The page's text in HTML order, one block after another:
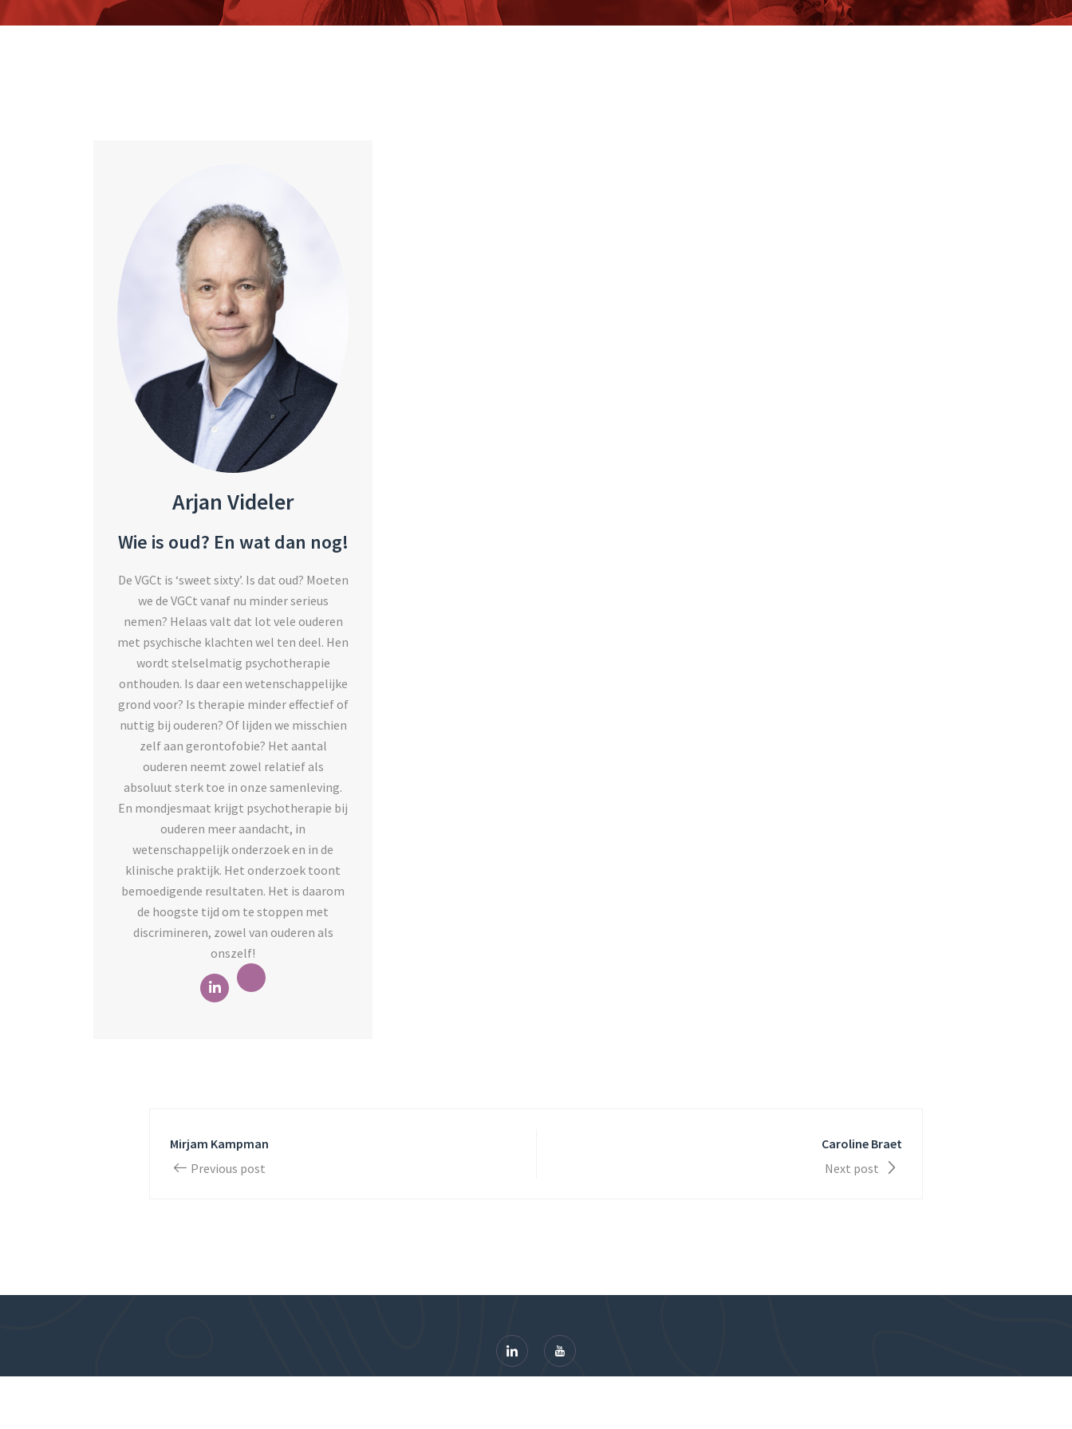
Arjan Videler
Wie is oud? En wat dan nog!
De VGCt is ‘sweet sixty’. Is dat oud? Moeten
we de VGCt vanaf nu minder serieus
nemen? Helaas valt dat lot vele ouderen
met psychische klachten wel ten deel. Hen
wordt stelselmatig psychotherapie
onthouden. Is daar een wetenschappelijke
grond voor? Is therapie minder effectief of
nuttig bij ouderen? Of lijden we misschien
zelf aan gerontofobie? Het aantal
ouderen neemt zowel relatief als
absoluut sterk toe in onze samenleving.
En mondjesmaat krijgt psychotherapie bij
ouderen meer aandacht, in
wetenschappelijk onderzoek en in de
klinische praktijk. Het onderzoek toont
bemoedigende resultaten. Het is daarom
de hoogste tijd om te stoppen met
discrimineren, zowel van ouderen als
onszelf!
Mirjam Kampman
Previous post
Caroline Braet
Next post